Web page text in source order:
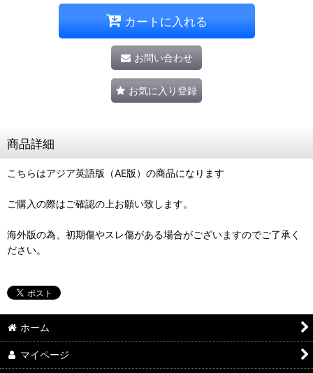
カートに入れる
お問い合わせ
お気に入り登録
商品詳細
こちらはアジア英語版（AE版）の商品になります
ご購入の際はご確認の上お願い致します。
海外版の為、初期傷やスレ傷がある場合がございますのでご了承く
ださい。
ホーム
マイページ